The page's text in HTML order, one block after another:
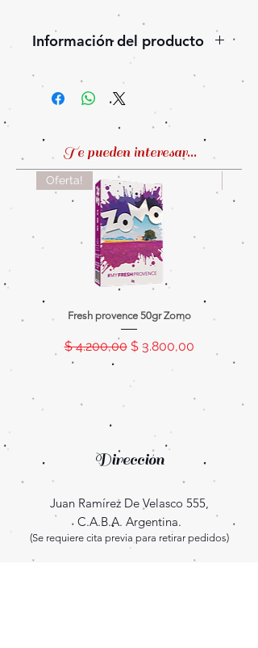
Información del producto
Manguera de silicona, con
boquilla larga de aluminio.
Este modelo de manguera tiene
la ventaja de que no se
estrangula .
Al ser tan liviana y tener boquilla
larga resulta muy cómoda.
Es apta para cualquier tamaño de
Oferta!
Fresh provence 50gr Zomo
Precio
$ 4.200,00 Precio de oferta
$ 3.800,00
Te pueden interesar...
Dirección
Juan Ramírez De Velasco 555,
C.A.B.A. Argentina.
(Se requiere cita previa para retirar pedidos)